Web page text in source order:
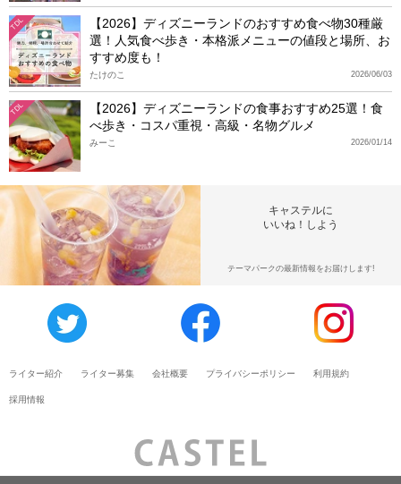
TDL
【2026】ディズニーランドのおすすめ食べ物30種厳
選！人気食べ歩き・本格派メニューの値段と場所、お
すすめ度も！
2026/06/03
たけのこ
TDL
【2026】ディズニーランドの食事おすすめ25選！食
べ歩き・コスパ重視・高級・名物グルメ
2026/01/14
みーこ
キャステルに
いいね！しよう
テーマパークの最新情報をお届けします!
ライター紹介 ライター募集 会社概要 プライバシーポリシー 利用規約
採用情報